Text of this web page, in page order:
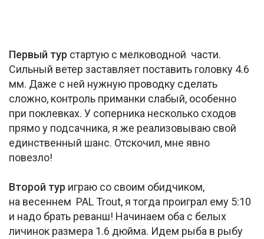
Первый тур стартую с мелководной части.
Сильный ветер заставляет поставить головку 4.6
мм. Даже с ней нужную проводку сделать
сложно, контроль приманки слабый, особенно
при поклевках. У соперника несколько сходов
прямо у подсачника, я же реализовываю свой
единственный шанс. Отскочил, мне явно
повезло!
Второй тур играю со своим обидчиком,
на весеннем PAL Trout, я тогда проиграл ему 5:10
и надо брать реванш! Начинаем оба с белых
личинок размера 1.6 дюйма. Идем рыба в рыбу